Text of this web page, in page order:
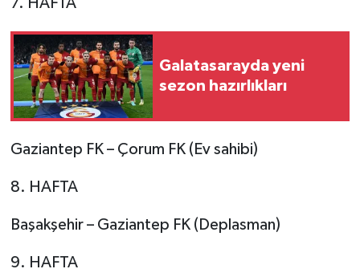
Galatasarayda yeni
sezon hazırlıkları
Gaziantep FK – Çorum FK (Ev sahibi)
8. HAFTA
Başakşehir – Gaziantep FK (Deplasman)
9. HAFTA